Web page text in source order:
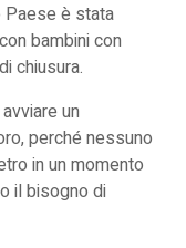
Paese è stata
bambini con
chiusura.
un
perché nessuno
in un momento
il bisogno di